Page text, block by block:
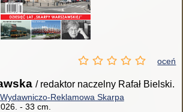
oceń
/ redaktor naczelny Rafał Bielski.
Reklamowa Skarpa
- 33 cm.